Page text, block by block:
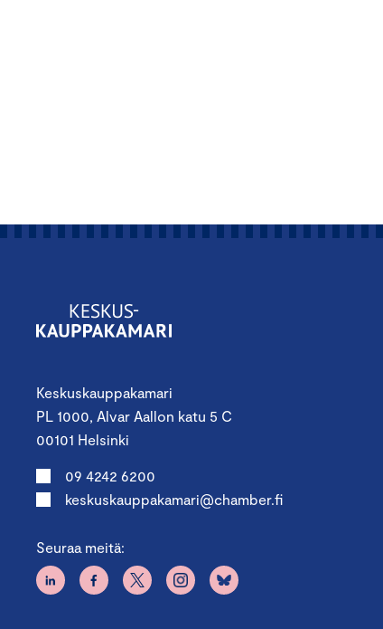
Keskuskauppakamari
PL 1000, Alvar Aallon katu 5 C
00101 Helsinki
09 4242 6200
keskuskauppakamari@chamber.fi
Seuraa meitä: